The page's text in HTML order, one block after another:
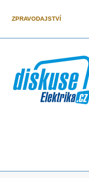
ZPRAVODAJSTVÍ